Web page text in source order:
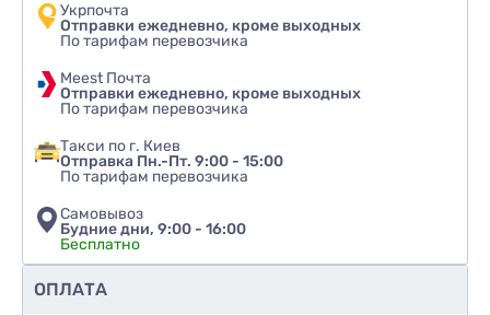
Рекомендуете ли вы этот товар
Укрпочта
Отправки ежедневно, кроме выходных
По тарифам перевозчика
Meest Почта
Отправки ежедневно, кроме выходных
По тарифам перевозчика
Такси по г. Киев
Отправка Пн.-Пт. 9:00 - 15:00
По тарифам перевозчика
Самовывоз
Будние дни, 9:00 - 16:00
Бесплатно
ОПЛАТА